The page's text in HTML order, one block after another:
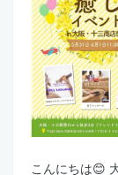
こんにちは😊